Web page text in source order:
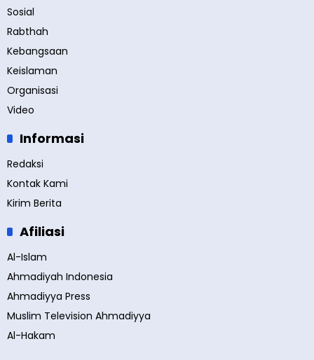
Sosial
Rabthah
Kebangsaan
Keislaman
Organisasi
Video
Informasi
Redaksi
Kontak Kami
Kirim Berita
Afiliasi
Al-Islam
Ahmadiyah Indonesia
Ahmadiyya Press
Muslim Television Ahmadiyya
Al-Hakam